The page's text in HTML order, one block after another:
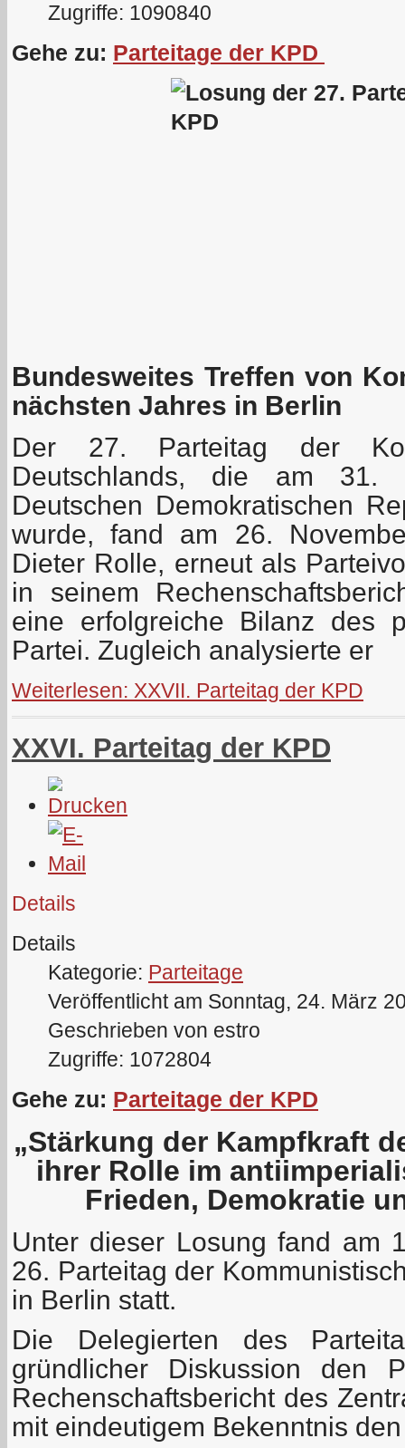
Zugriffe: 1090840
Gehe zu: Parteitage der KPD
Bundesweites Treffen von
nächsten Jahres in Berlin
Der 27. Parteitag der
Deutschlands, die am
Deutschen Demokratischen
wurde, fand am 26.
Dieter Rolle, erneut als
in seinem
eine erfolgreiche Bilanz des
Partei. Zugleich analysierte er
Weiterlesen: XXVII. Parteitag der KPD
XXVI. Parteitag der KPD
Details
Details
Kategorie: Parteitage
Veröffentlicht am Sonntag, 24. März
Geschrieben von estro
Zugriffe: 1072804
Gehe zu: Parteitage der KPD
„Stärkung der Kampfkraft
ihrer Rolle im
Frieden, Demokratie
Unter dieser Losung fand am
26. Parteitag der
in Berlin statt.
Die Delegierten des
gründlicher Diskussion den
Rechenschaftsbericht des
mit eindeutigem Bekenntnis